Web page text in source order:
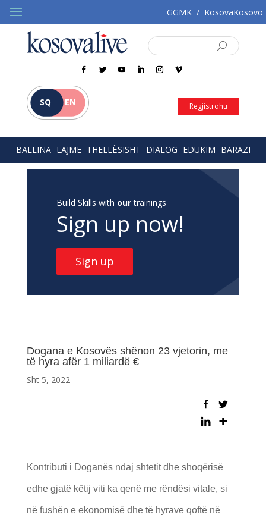
GGMK / KosovaKosovo
SQ EN Regjistrohu
BALLINA LAJME THELLËSISHT DIALOG EDUKIM BARAZI
Build Skills with ourtrainings
Sign up now!
Sign up
Dogana e Kosovës shënon 23 vjetorin, me
të hyra afër 1 miliardë €
Sht 5, 2022
Kontributi i Doganës ndaj shtetit dhe shoqërisë
edhe gjatë këtij viti ka qenë me rëndësi vitale, si
në fushën e ekonomisë dhe të hyrave qoftë në